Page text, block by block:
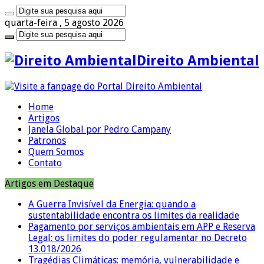
quarta-feira , 5 agosto 2026
Direito Ambiental
Home
Artigos
Janela Global por Pedro Campany
Patronos
Quem Somos
Contato
Artigos em Destaque
A Guerra Invisível da Energia: quando a
sustentabilidade encontra os limites da realidade
Pagamento por serviços ambientais em APP e Reserva
Legal: os limites do poder regulamentar no Decreto
13.018/2026
Tragédias Climáticas: memória, vulnerabilidade e